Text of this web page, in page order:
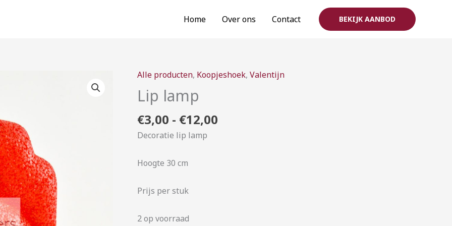
Home Over ons Contact BEKIJK AANBOD
Alle producten, Koopjeshoek, Valentijn
Lip lamp
€3,00 - €12,00
Prijsklasse:
Decoratie lip lamp
Hoogte 30 cm
Prijs per stuk
2 op voorraad
Lip
lamp
aantal